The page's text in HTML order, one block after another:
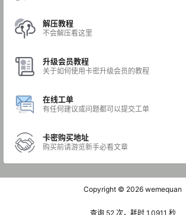
解压教程
不会解压看这里
升级会员教程
关于如何使用卡密升级会员的教程
在线工单
有任何建议或问题都可以提交工单
卡密购买地址
购买前请游览新手必看文章
Copyright © 2026 wemequan
查询 52 次，耗时 1.0911 秒